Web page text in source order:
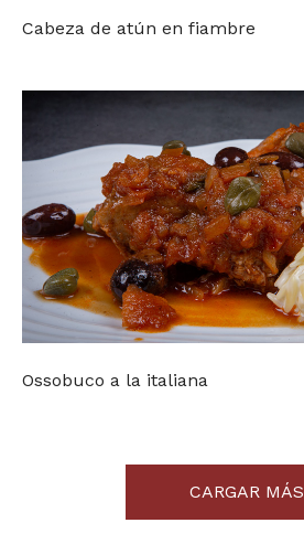
Cabeza de atún en fiambre
Ossobuco a la italiana
CARGAR MÁS